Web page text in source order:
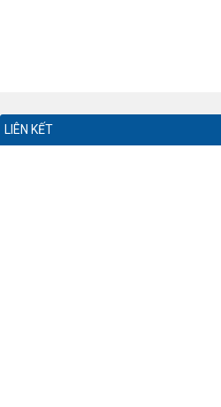
LIÊN KẾT